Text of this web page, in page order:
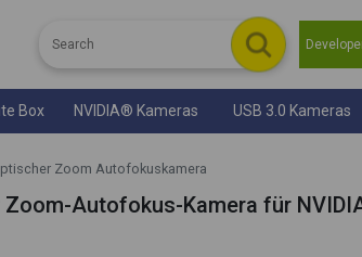
Box NVIDIA® Kameras USB 3.0 Kameras
Zoom Autofokuskamera
Zoom-Autofokus-Kamera für